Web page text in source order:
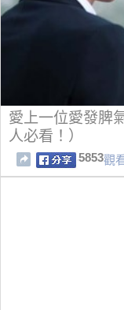
愛上一位愛發脾
人必看！）
5853觀